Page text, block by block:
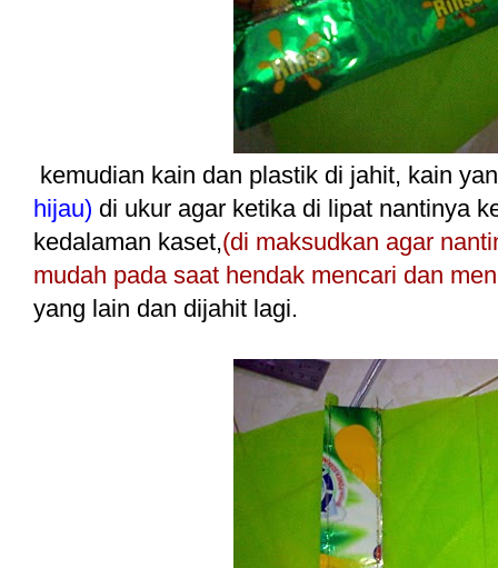
kemudian kain dan plastik di jahit, kain
hijau) di ukur agar ketika di lipat nantinya
kedalaman kaset,(di maksudkan agar
mudah pada saat hendak mencari dan
yang lain dan dijahit lagi.